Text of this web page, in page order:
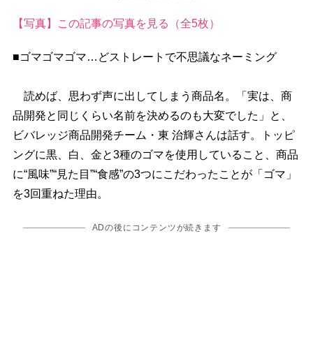
【写真】この記事の写真を見る（全5枚）
■ゴマゴマゴマ…どストレートで不思議なネーミング
読めば、思わず声に出してしまう商品名。「実は、商
品開発と同じくらい名前を決めるのも大変でした」と、
ビバレッジ商品開発チーム・東 治輝さんは話す。トッピ
ングに黒、白、金と3種のゴマを使用していること、商品
に“風味”“見た目”“食感”の3つにこだわったことが「ゴマ」
を3回重ねた理由。
ADの後にコンテンツが続きます